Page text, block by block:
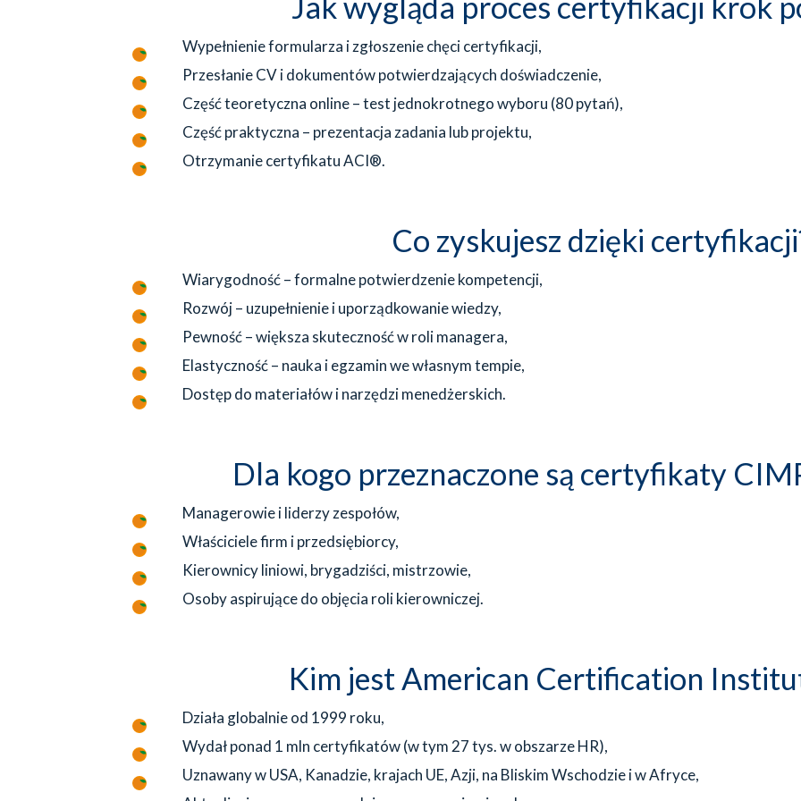
Wypełnienie formularza i zgłoszenie chęci certyfikacji,
Przesłanie CV i dokumentów potwierdzających doświadczenie,
Część teoretyczna online – test jednokrotnego wyboru (80 pytań),
Część praktyczna – prezentacja zadania lub projektu,
Otrzymanie certyfikatu ACI®.
Co zyskujesz dzięki
Wiarygodność – formalne potwierdzenie kompetencji,
Rozwój – uzupełnienie i uporządkowanie wiedzy,
Pewność – większa skuteczność w roli managera,
Elastyczność – nauka i egzamin we własnym tempie,
Dostęp do materiałów i narzędzi menedżerskich.
Dla kogo przeznaczone są certyfikaty
Managerowie i liderzy zespołów,
Właściciele firm i przedsiębiorcy,
Kierownicy liniowi, brygadziści, mistrzowie,
Osoby aspirujące do objęcia roli kierowniczej.
Kim jest American Certification
Działa globalnie od 1999 roku,
Wydał ponad 1 mln certyfikatów (w tym 27 tys. w obszarze HR),
Uznawany w USA, Kanadzie, krajach UE, Azji, na Bliskim Wschodzie i w Afryce,